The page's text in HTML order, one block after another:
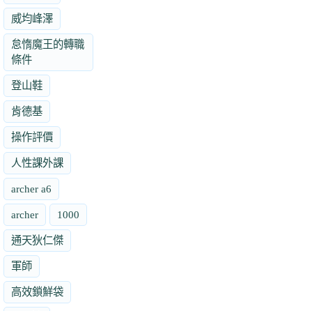
威均峰澤
怠惰魔王的轉職
條件
登山鞋
肯德基
操作評價
人性課外課
archer a6
archer 1000
通天狄仁傑
軍師
高效鎖鮮袋